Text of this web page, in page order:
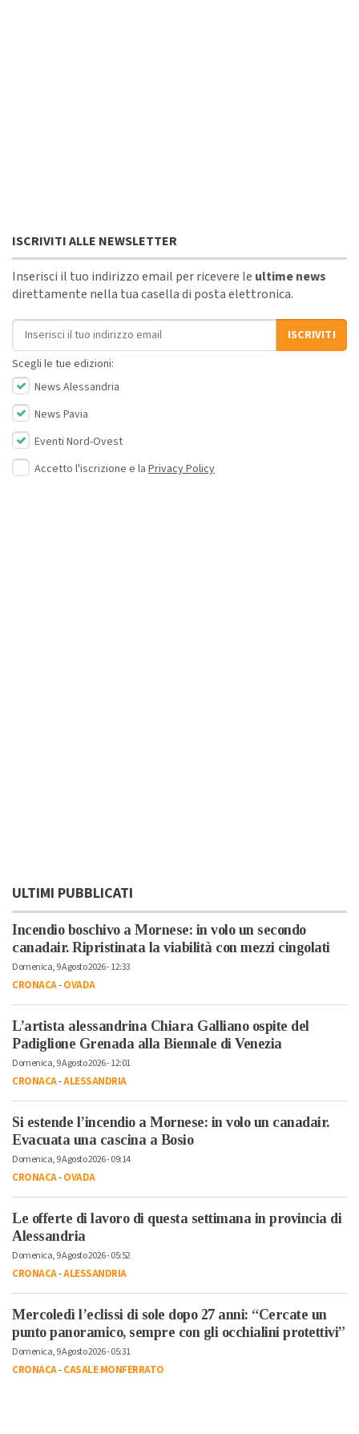
ISCRIVITI ALLE NEWSLETTER
Inserisci il tuo indirizzo email per ricevere le ultime news
direttamente nella tua casella di posta elettronica.
Indirizzo email
ISCRIVITI
Scegli le tue edizioni:
News Alessandria
News Pavia
Eventi Nord-Ovest
Accetto l'iscrizione e la Privacy Policy
ULTIMI PUBBLICATI
Incendio boschivo a Mornese: in volo un secondo
canadair. Ripristinata la viabilità con mezzi cingolati
Domenica, 9 Agosto 2026 - 12:33
CRONACA-OVADA
L’artista alessandrina Chiara Galliano ospite del
Padiglione Grenada alla Biennale di Venezia
Domenica, 9 Agosto 2026 - 12:01
CRONACA-ALESSANDRIA
Si estende l’incendio a Mornese: in volo un canadair.
Evacuata una cascina a Bosio
Domenica, 9 Agosto 2026 - 09:14
CRONACA-OVADA
Le offerte di lavoro di questa settimana in provincia di
Alessandria
Domenica, 9 Agosto 2026 - 05:52
CRONACA-ALESSANDRIA
Mercoledì l’eclissi di sole dopo 27 anni: “Cercate un
punto panoramico, sempre con gli occhialini protettivi”
Domenica, 9 Agosto 2026 - 05:31
CRONACA-CASALE MONFERRATO